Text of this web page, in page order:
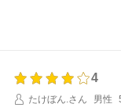
4
たけぼん.さん
男性